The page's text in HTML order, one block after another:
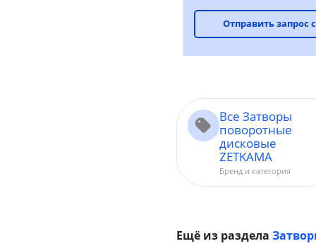
Отправить запрос
Все Затворы
поворотные
дисковые
ZETKAMA
Бренд и категория
Ещё из раздела